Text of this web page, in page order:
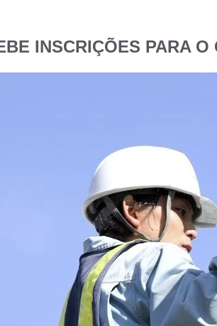
INSCRIÇÕES PARA